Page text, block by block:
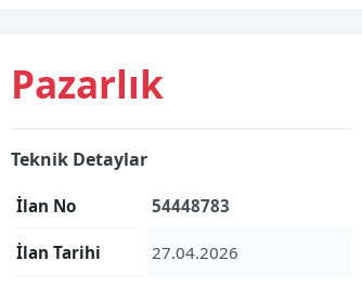
Pazarlık
Teknik Detaylar
İlan No 54448783
İlan Tarihi 27.04.2026